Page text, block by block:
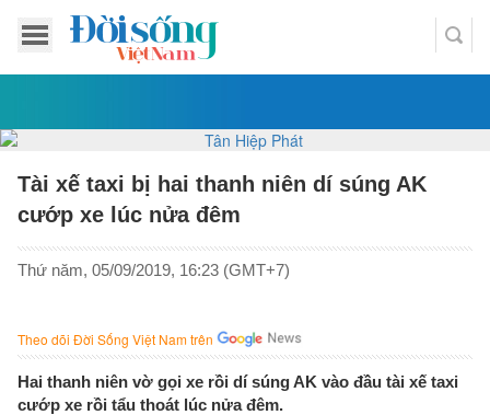
Tài xế taxi bị hai thanh niên dí súng AK
cướp xe lúc nửa đêm
Thứ năm, 05/09/2019, 16:23 (GMT+7)
Theo dõi Đời Sống Việt Nam trên
Hai thanh niên vờ gọi xe rồi dí súng AK vào đầu tài xế taxi
cướp xe rồi tẩu thoát lúc nửa đêm.